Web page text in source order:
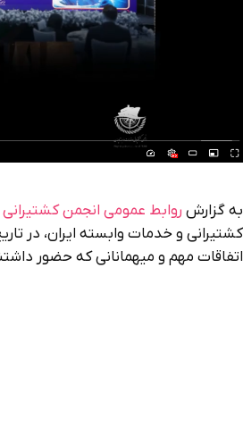
به گزارش روابط عمومی انجمن کشتیرانی
اتفاقات مهم و میهمانانی که حضور